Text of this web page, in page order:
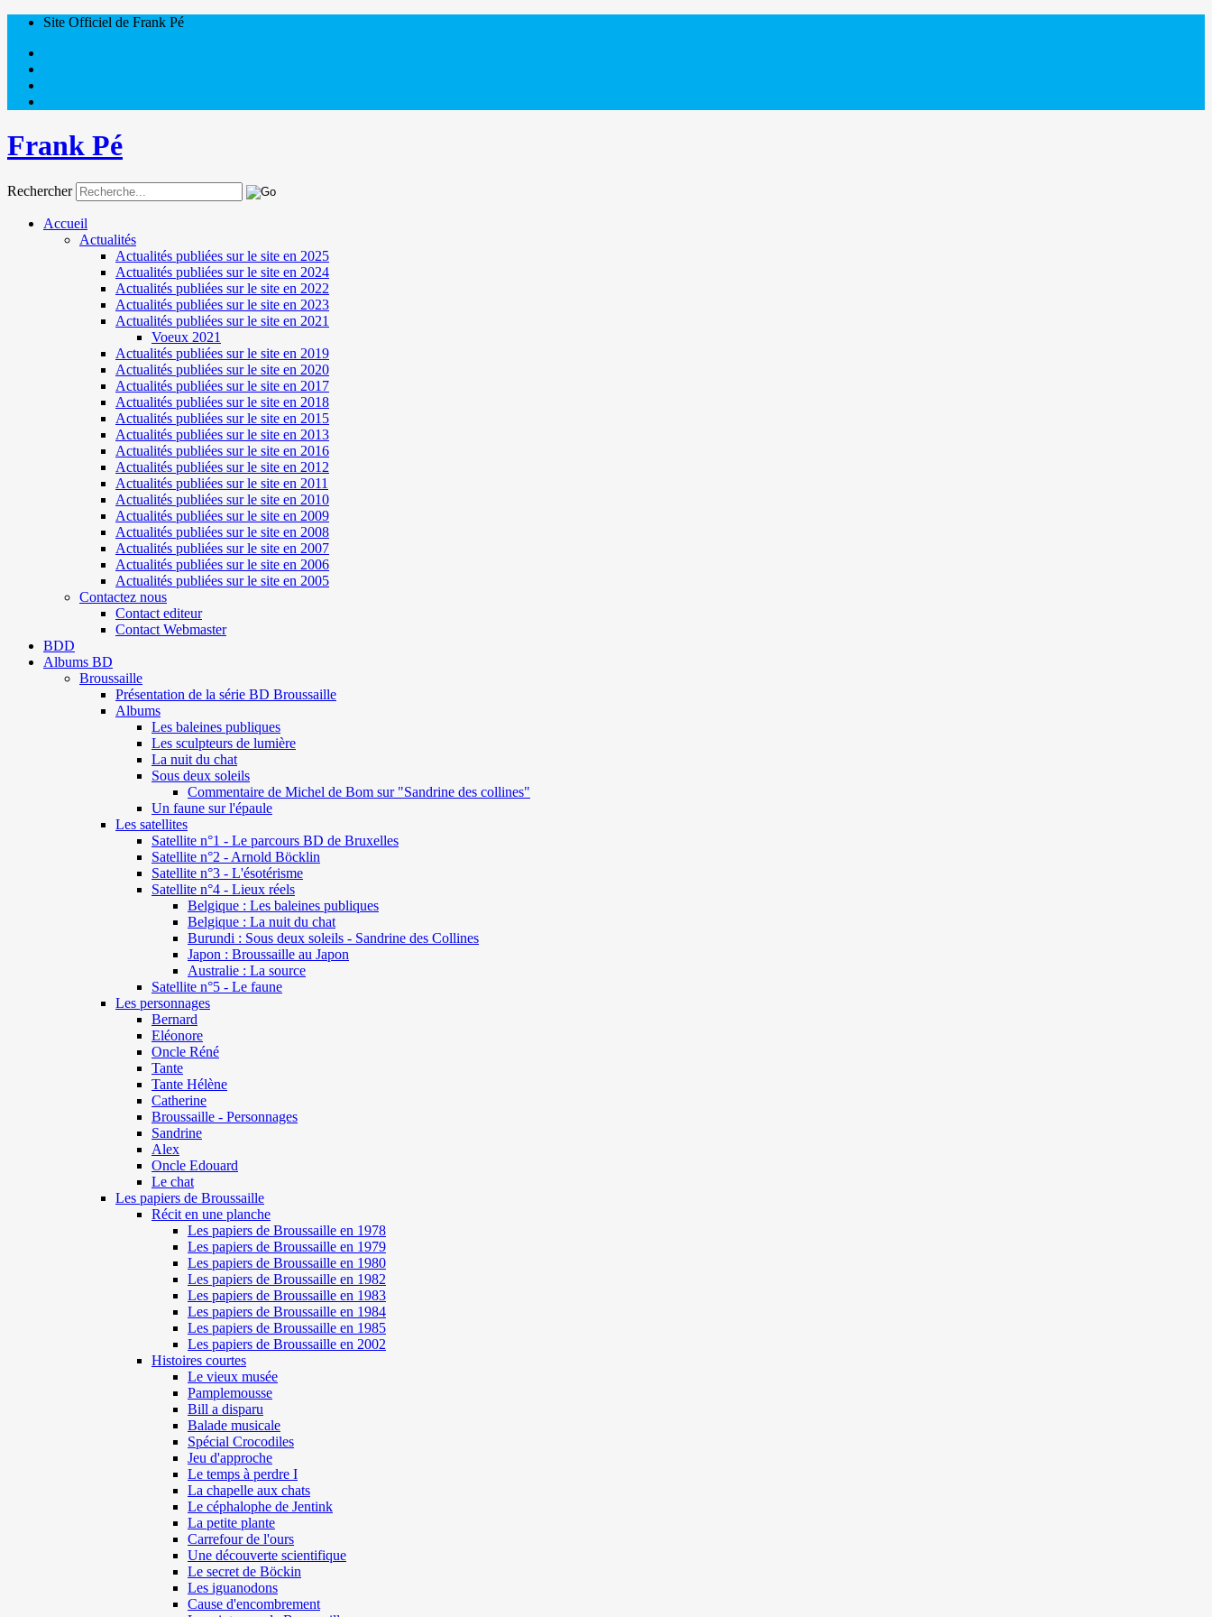
Site Officiel de Frank Pé
Frank Pé
Rechercher
Accueil
Actualités
Actualités publiées sur le site en 2025
Actualités publiées sur le site en 2024
Actualités publiées sur le site en 2022
Actualités publiées sur le site en 2023
Actualités publiées sur le site en 2021
Voeux 2021
Actualités publiées sur le site en 2019
Actualités publiées sur le site en 2020
Actualités publiées sur le site en 2017
Actualités publiées sur le site en 2018
Actualités publiées sur le site en 2015
Actualités publiées sur le site en 2013
Actualités publiées sur le site en 2016
Actualités publiées sur le site en 2012
Actualités publiées sur le site en 2011
Actualités publiées sur le site en 2010
Actualités publiées sur le site en 2009
Actualités publiées sur le site en 2008
Actualités publiées sur le site en 2007
Actualités publiées sur le site en 2006
Actualités publiées sur le site en 2005
Contactez nous
Contact editeur
Contact Webmaster
BDD
Albums BD
Broussaille
Présentation de la série BD Broussaille
Albums
Les baleines publiques
Les sculpteurs de lumière
La nuit du chat
Sous deux soleils
Commentaire de Michel de Bom sur "Sandrine des collines"
Un faune sur l'épaule
Les satellites
Satellite n°1 - Le parcours BD de Bruxelles
Satellite n°2 - Arnold Böcklin
Satellite n°3 - L'ésotérisme
Satellite n°4 - Lieux réels
Belgique : Les baleines publiques
Belgique : La nuit du chat
Burundi : Sous deux soleils - Sandrine des Collines
Japon : Broussaille au Japon
Australie : La source
Satellite n°5 - Le faune
Les personnages
Bernard
Eléonore
Oncle Réné
Tante
Tante Hélène
Catherine
Broussaille - Personnages
Sandrine
Alex
Oncle Edouard
Le chat
Les papiers de Broussaille
Récit en une planche
Les papiers de Broussaille en 1978
Les papiers de Broussaille en 1979
Les papiers de Broussaille en 1980
Les papiers de Broussaille en 1982
Les papiers de Broussaille en 1983
Les papiers de Broussaille en 1984
Les papiers de Broussaille en 1985
Les papiers de Broussaille en 2002
Histoires courtes
Le vieux musée
Pamplemousse
Bill a disparu
Balade musicale
Spécial Crocodiles
Jeu d'approche
Le temps à perdre I
La chapelle aux chats
Le céphalophe de Jentink
La petite plante
Carrefour de l'ours
Une découverte scientifique
Le secret de Böckin
Les iguanodons
Cause d'encombrement